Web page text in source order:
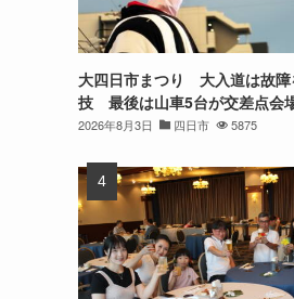
大四日市まつり 大入道は故障
技 最後は山車5台が交差点会
2026年8月3日 四日市 5875